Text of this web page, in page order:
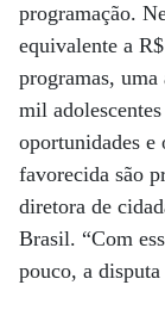
programação.
equivalente a
programas,
mil
oportunidades e
favorecida são
diretora de
Brasil. “Com
pouco, a